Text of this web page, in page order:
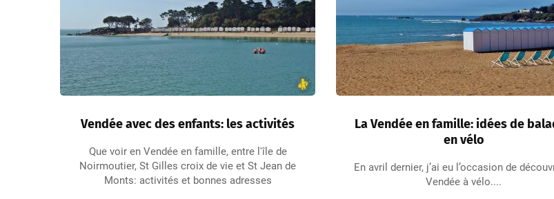
Vendée avec des enfants: les activités
Que voir en Vendée en famille, entre l'île de
Noirmoutier, St Gilles croix de vie et St Jean de
Monts: activités et bonnes adresses
La Vendée en famille: idées de
en vélo
En avril dernier, j’ai eu l’occasion de
Vendée à vélo....